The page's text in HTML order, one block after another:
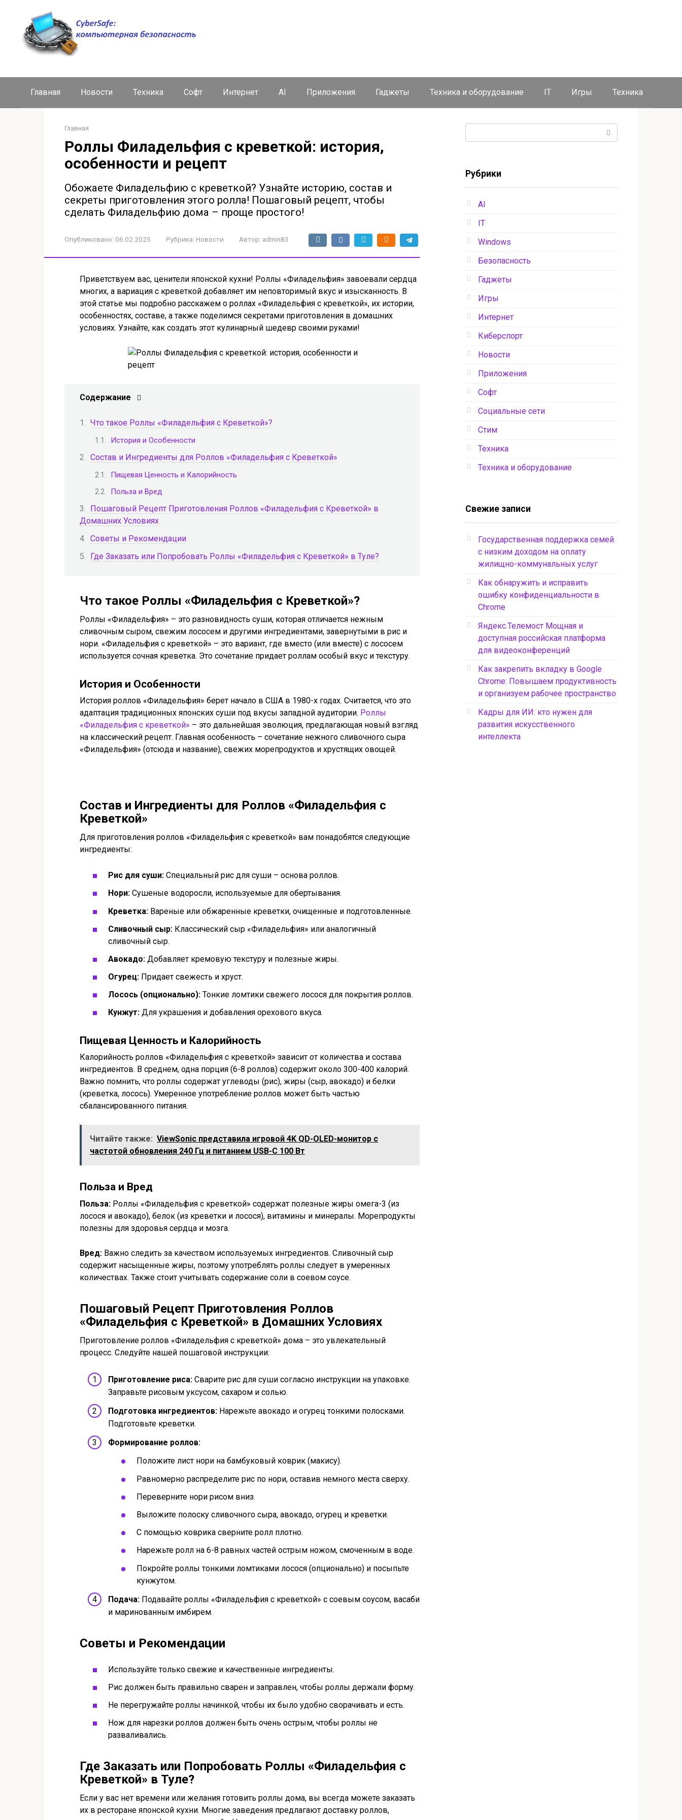
контенту
Главная Новости Техника Софт Интернет AI Приложения Гаджеты Техника и оборудование IT Игры Техника
Главная
Роллы Филадельфия с креветкой: история,
особенности и рецепт
Обожаете Филадельфию с креветкой? Узнайте историю, состав и
секреты приготовления этого ролла! Пошаговый рецепт, чтобы
сделать Филадельфию дома – проще простого!
Опубликовано: 06.02.2025 Рубрика: Новости Автор: admin83
Приветствуем вас, ценители японской кухни! Роллы «Филадельфия» завоевали сердца
многих, а вариация с креветкой добавляет им неповторимый вкус и изысканность. В
этой статье мы подробно расскажем о роллах «Филадельфия с креветкой», их истории,
особенностях, составе, а также поделимся секретами приготовления в домашних
условиях. Узнайте, как создать этот кулинарный шедевр своими руками!
Содержание
Что такое Роллы «Филадельфия с Креветкой»?
История и Особенности
Состав и Ингредиенты для Роллов «Филадельфия с Креветкой»
Пищевая Ценность и Калорийность
Польза и Вред
Пошаговый Рецепт Приготовления Роллов «Филадельфия с Креветкой» в
Домашних Условиях
Советы и Рекомендации
Где Заказать или Попробовать Роллы «Филадельфия с Креветкой» в Туле?
Что такое Роллы «Филадельфия с Креветкой»?
Роллы «Филадельфия» – это разновидность суши, которая отличается нежным
сливочным сыром, свежим лососем и другими ингредиентами, завернутыми в рис и
нори. «Филадельфия с креветкой» – это вариант, где вместо (или вместе) с лососем
используется сочная креветка. Это сочетание придает роллам особый вкус и текстуру.
История и Особенности
История роллов «Филадельфия» берет начало в США в 1980-х годах. Считается, что это
адаптация традиционных японских суши под вкусы западной аудитории. Роллы
«Филадельфия с креветкой» – это дальнейшая эволюция, предлагающая новый взгляд
на классический рецепт. Главная особенность – сочетание нежного сливочного сыра
«Филадельфия» (отсюда и название), свежих морепродуктов и хрустящих овощей.
Состав и Ингредиенты для Роллов «Филадельфия с
Креветкой»
Для приготовления роллов «Филадельфия с креветкой» вам понадобятся следующие
ингредиенты:
Рис для суши: Специальный рис для суши – основа роллов.
Нори: Сушеные водоросли, используемые для обертывания.
Креветка: Вареные или обжаренные креветки, очищенные и подготовленные.
Сливочный сыр: Классический сыр «Филадельфия» или аналогичный
сливочный сыр.
Авокадо: Добавляет кремовую текстуру и полезные жиры.
Огурец: Придает свежесть и хруст.
Лосось (опционально): Тонкие ломтики свежего лосося для покрытия роллов.
Кунжут: Для украшения и добавления орехового вкуса.
Пищевая Ценность и Калорийность
Калорийность роллов «Филадельфия с креветкой» зависит от количества и состава
ингредиентов. В среднем, одна порция (6-8 роллов) содержит около 300-400 калорий.
Важно помнить, что роллы содержат углеводы (рис), жиры (сыр, авокадо) и белки
(креветка, лосось). Умеренное употребление роллов может быть частью
сбалансированного питания.
Читайте также: ViewSonic представила игровой 4K QD-OLED-монитор с
частотой обновления 240 Гц и питанием USB-C 100 Вт
Польза и Вред
Польза: Роллы «Филадельфия с креветкой» содержат полезные жиры омега-3 (из
лосося и авокадо), белок (из креветки и лосося), витамины и минералы. Морепродукты
полезны для здоровья сердца и мозга.
Вред: Важно следить за качеством используемых ингредиентов. Сливочный сыр
содержит насыщенные жиры, поэтому употреблять роллы следует в умеренных
количествах. Также стоит учитывать содержание соли в соевом соусе.
Пошаговый Рецепт Приготовления Роллов
«Филадельфия с Креветкой» в Домашних Условиях
Приготовление роллов «Филадельфия с креветкой» дома – это увлекательный
процесс. Следуйте нашей пошаговой инструкции:
Приготовление риса: Сварите рис для суши согласно инструкции на упаковке.
Заправьте рисовым уксусом, сахаром и солью.
Подготовка ингредиентов: Нарежьте авокадо и огурец тонкими полосками.
Подготовьте креветки.
Формирование роллов:
Положите лист нори на бамбуковый коврик (макису).
Равномерно распределите рис по нори, оставив немного места сверху.
Переверните нори рисом вниз.
Выложите полоску сливочного сыра, авокадо, огурец и креветки.
С помощью коврика сверните ролл плотно.
Нарежьте ролл на 6-8 равных частей острым ножом, смоченным в воде.
Покройте роллы тонкими ломтиками лосося (опционально) и посыпьте
кунжутом.
Подача: Подавайте роллы «Филадельфия с креветкой» с соевым соусом, васаби
и маринованным имбирем.
Советы и Рекомендации
Используйте только свежие и качественные ингредиенты.
Рис должен быть правильно сварен и заправлен, чтобы роллы держали форму.
Не перегружайте роллы начинкой, чтобы их было удобно сворачивать и есть.
Нож для нарезки роллов должен быть очень острым, чтобы роллы не
разваливались.
Где Заказать или Попробовать Роллы «Филадельфия с
Креветкой» в Туле?
Если у вас нет времени или желания готовить роллы дома, вы всегда можете заказать
их в ресторане японской кухни. Многие заведения предлагают доставку роллов,
Рубрики
AI
IT
Windows
Безопасность
Гаджеты
Игры
Интернет
Киберспорт
Новости
Приложения
Софт
Социальные сети
Стим
Техника
Техника и оборудование
Свежие записи
Государственная поддержка семей
с низким доходом на оплату
жилищно-коммунальных услуг
Как обнаружить и исправить
ошибку конфиденциальности в
Chrome
Яндекс.Телемост Мощная и
доступная российская платформа
для видеоконференций
Как закрепить вкладку в Google
Chrome: Повышаем продуктивность
и организуем рабочее пространство
Кадры для ИИ: кто нужен для
развития искусственного
интеллекта